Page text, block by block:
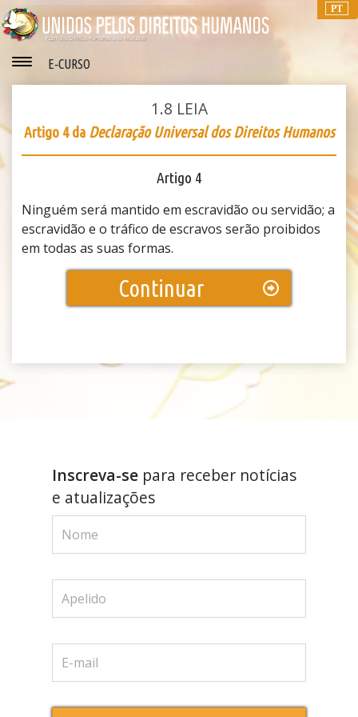
PT
E‑CURSO
1.8 LEIA
Artigo 4 da Declaração Universal dos Direitos Humanos
Artigo 4
Ninguém será mantido em escravidão ou servidão; a
escravidão e o tráfico de escravos serão proibidos
em todas as suas formas.
Continuar
Inscreva-separa receber notícias
e atualizações